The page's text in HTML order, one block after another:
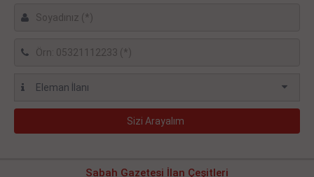
Sabah Gazetesi İlan Çeşitleri